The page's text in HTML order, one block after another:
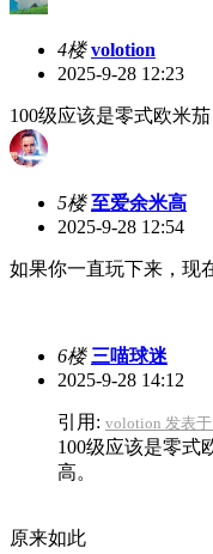
4楼 volotion
2025-9-28 12:23
100级应该是零式欧米
5楼 至爱余米高
2025-9-28 12:54
如果你一直玩下来，现
6楼 三喵球迷
2025-9-28 14:12
引用: volotion 发表于
100级应该是零式
高。
原来如此